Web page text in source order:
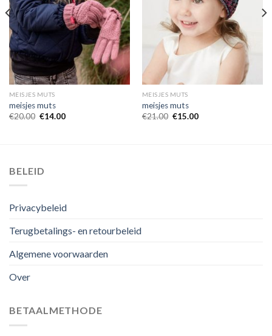
MEISJES MUTS
meisjes muts
€20.00 €14.00
MEISJES MUTS
meisjes muts
€21.00 €15.00
BELEID
Privacybeleid
Terugbetalings- en retourbeleid
Algemene voorwaarden
Over
BETAALMETHODE